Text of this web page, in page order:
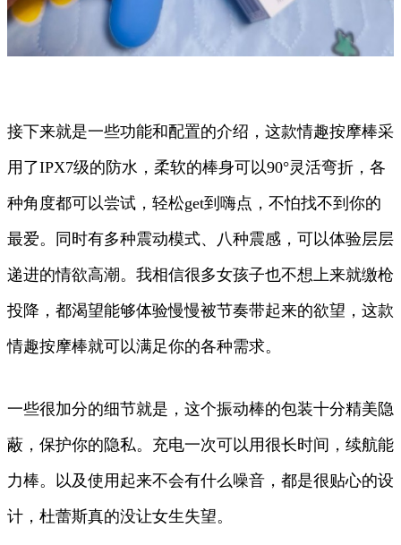
接下来就是一些功能和配置的介绍，这款情趣按摩棒采
用了IPX7级的防水，柔软的棒身可以90°灵活弯折，各
种角度都可以尝试，轻松get到嗨点，不怕找不到你的
最爱。同时有多种震动模式、八种震感，可以体验层层
递进的情欲高潮。我相信很多女孩子也不想上来就缴枪
投降，都渴望能够体验慢慢被节奏带起来的欲望，这款
情趣按摩棒就可以满足你的各种需求。
一些很加分的细节就是，这个振动棒的包装十分精美隐
蔽，保护你的隐私。充电一次可以用很长时间，续航能
力棒。以及使用起来不会有什么噪音，都是很贴心的设
计，杜蕾斯真的没让女生失望。